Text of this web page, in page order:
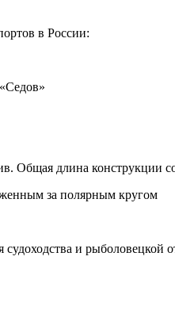
в России:
Общая длина конструкции
за полярным кругом
и рыболовецкой